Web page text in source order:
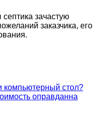
зачастую
заказчика, его
компьютерный стол?
оправданна